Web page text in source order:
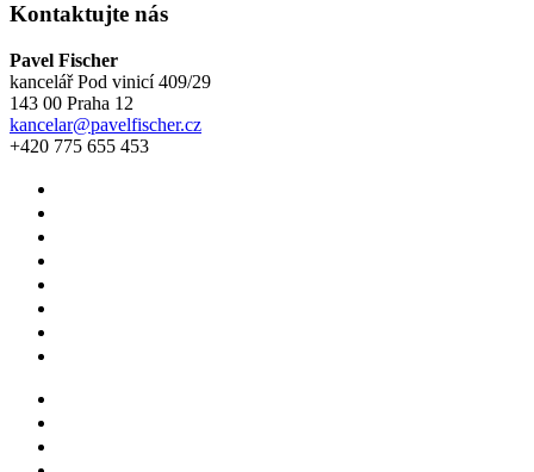
Kontaktujte nás
Pavel Fischer
kancelář Pod vinicí 409/29
143 00 Praha 12
kancelar@pavelfischer.cz
+420 775 655 453